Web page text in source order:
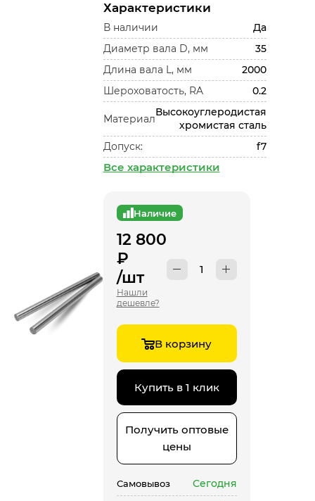
Характеристики
В наличии
Да
Диаметр вала D, мм
35
Длина вала L, мм
2000
Шероховатость, RA
0.2
Материал
Высокоуглеродистая
хромистая сталь
Допуск:
f7
Все характеристики
Наличие
12 800
₽
/шт
Нашли
дешевле?
В корзину
Купить в 1 клик
Получить оптовые
цены
Самовывоз Сегодня